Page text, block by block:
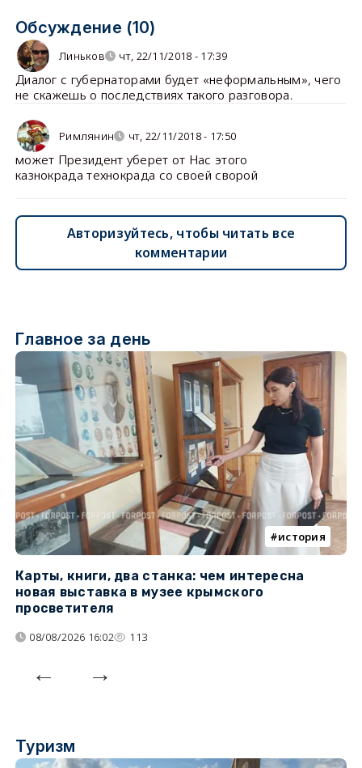
Обсуждение (10)
Линьков чт, 22/11/2018 - 17:39
Диалог с губернаторами будет «неформальным», чего
не скажешь о последствиях такого разговора.
Pимлянин чт, 22/11/2018 - 17:50
может Президент уберет от Нас этого
казнокрада технокрада со своей сворой
Авторизуйтесь, чтобы читать все
комментарии
Главное за день
история
Карты, книги, два станка: чем интересна
новая выставка в музее крымского
просветителя
08/08/2026 16:02 113
Туризм